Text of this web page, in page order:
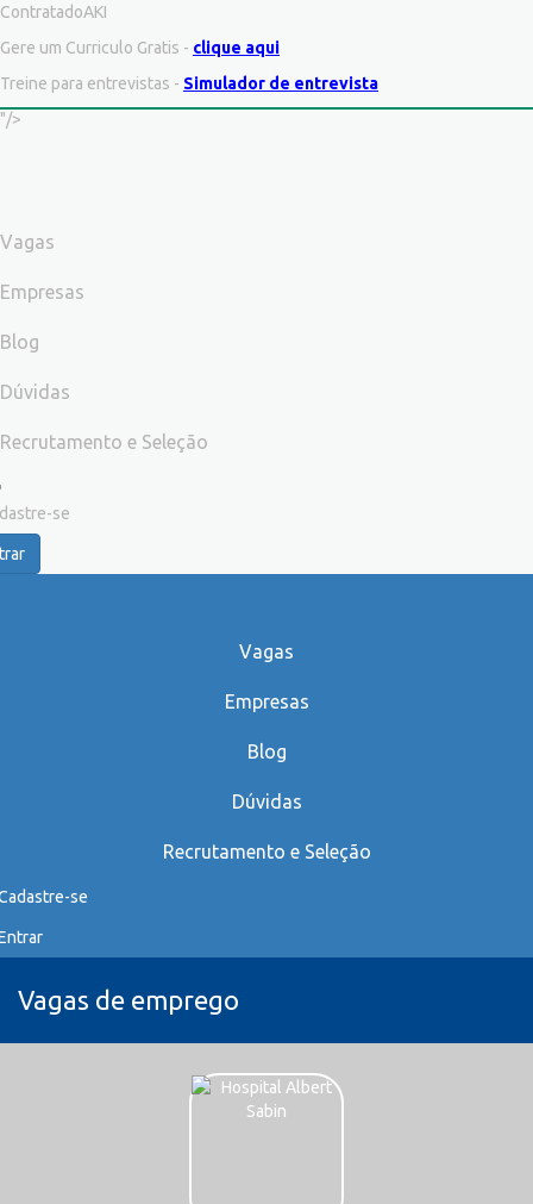
ContratadoAKI
Gere um Curriculo Gratis - clique aqui
Treine para entrevistas - Simulador de entrevista
"/>
Vagas
Empresas
Blog
Dúvidas
Recrutamento e Seleção
se
Vagas
Empresas
Blog
Dúvidas
Recrutamento e Seleção
se
Vagas de emprego